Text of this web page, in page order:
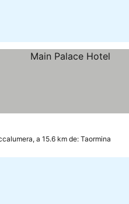
a 15.6 km de: Taormina